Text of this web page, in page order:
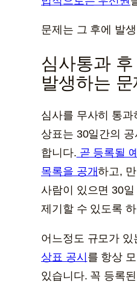
문제는 그 후에 발
심사통과
발생하는 문
심사를 무사히 통과
상표는 30일간의
합니다. 곧 등록될
목록을 공개하고,
사람이 있으면 30
제기할 수 있도록
어느정도 규모가
상표 공시 를 항상
있습니다. 꼭 등록